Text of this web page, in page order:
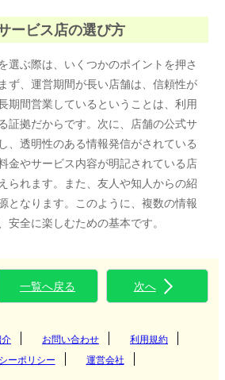
ービス店の選び方
選ぶ際は、いくつかのポイントを押さ
ず、運営期間が長い店舗は、信頼性が
期間営業しているということは、利用
証拠だからです。次に、店舗の公式サ
、透明性のある情報発信がされている
金やサービス内容が明記されている店
られます。また、友人や知人からの紹
となります。このように、複数の情報
安全に楽しむための基本です。
一覧へ戻る 次へ
お問い合わせ
利用規約
ーポリシー
運営会社